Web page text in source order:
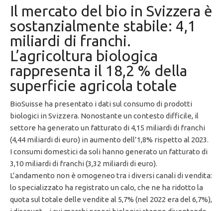
Il mercato del bio in Svizzera è
sostanzialmente stabile: 4,1
miliardi di franchi.
L’agricoltura biologica
rappresenta il 18,2 % della
superficie agricola totale
BioSuisse ha presentato i dati sul consumo di prodotti
biologici in Svizzera. Nonostante un contesto difficile, il
settore ha generato un fatturato di 4,15 miliardi di franchi
(4,44 miliardi di euro) in aumento dell’1,8% rispetto al 2023.
I consumi domestici da soli hanno generato un fatturato di
3,10 miliardi di franchi (3,32 miliardi di euro).
L’andamento non è omogeneo tra i diversi canali di vendita:
lo specializzato ha registrato un calo, che ne ha ridotto la
quota sul totale delle vendite al 5,7% (nel 2022 era del 6,7%),